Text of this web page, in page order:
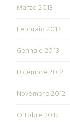
Marzo 2013
Febbraio 2013
Gennaio 2013
Dicembre 2012
Novembre 2012
Ottobre 2012